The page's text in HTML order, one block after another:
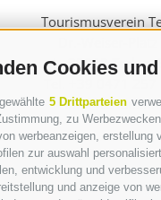
Cookies
5 Drittparteien
zu
werbeanzeigen,
zur auswahl
entwicklung und
und anzeige von
Tourismusverein
I - 39018 Terlan